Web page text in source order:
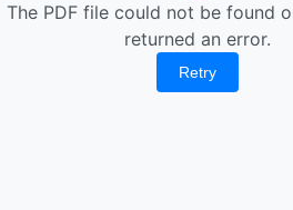
The PDF file could not be found
returned an error.
Retry